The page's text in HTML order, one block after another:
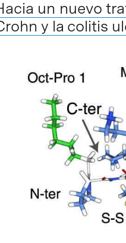
un nuevo
y la colitis